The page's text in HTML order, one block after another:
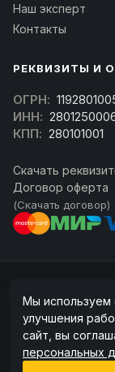
Наш эксперт
Контакты
РЕКВИЗИТЫ И
ОГРН:
ИНН:
КПП: 280101001
Скачать
Договор оферта
(Скачать договор)
Информация на
Точную
Мы используем
улучшения
сайт, вы
персональных